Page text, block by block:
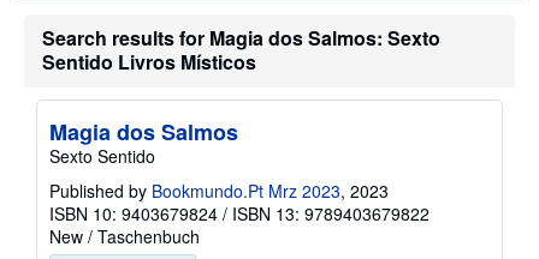
t
i
g
r
a
Search results for Magia dos Salmos: Sexto
Sentido Livros Místicos
Magia dos Salmos
Sexto Sentido
Published by Bookmundo.Pt Mrz 2023, 2023
ISBN 10: 9403679824 / ISBN 13: 9789403679822
New / Taschenbuch